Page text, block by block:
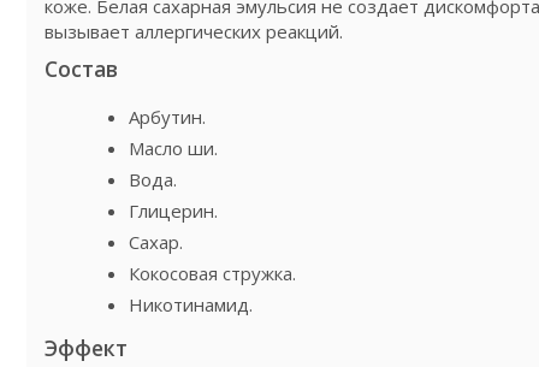
коже. Белая сахарная эмульсия не создает
вызывает аллергических реакций.
Состав
Арбутин.
Масло ши.
Вода.
Глицерин.
Сахар.
Кокосовая стружка.
Никотинамид.
Эффект